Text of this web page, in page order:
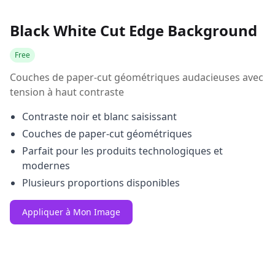
Black White Cut Edge Background
Free
Couches de paper-cut géométriques audacieuses avec
tension à haut contraste
Contraste noir et blanc saisissant
Couches de paper-cut géométriques
Parfait pour les produits technologiques et
modernes
Plusieurs proportions disponibles
Appliquer à Mon Image